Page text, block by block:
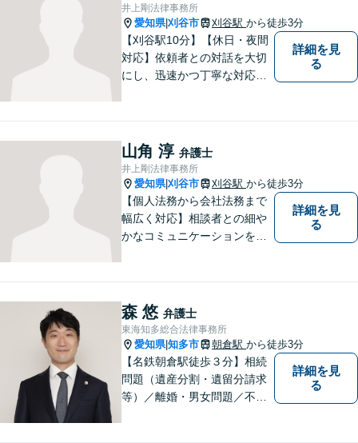
井上剛法律事務所
愛知県|刈谷市 刈谷駅 から徒歩3分
【刈谷駅10分】【休日・夜間
対応】依頼者との対話を大切
にし、迅速かつ丁寧な対応を
サービスを提供。【駐車場完
備】
詳細を見
る
山角 淳 弁護士
井上剛法律事務所
愛知県|刈谷市 刈谷駅 から徒歩3分
【個人法務から会社法務まで
幅広く対応】相談者との細や
かなコミュニケーションを大
ら、お早めにご相談くださ
い。【JR在来線「刈谷駅」4
分】【駐車場あり】
詳細を見
る
森 悠 弁護士
東海知多総合法律事務所
愛知県|知多市 朝倉駅 から徒歩3分
【名鉄朝倉駅徒歩３分】相続
問題（遺産分割・遺留分請求
等）／離婚・男女問題／不動
詳細を見
る